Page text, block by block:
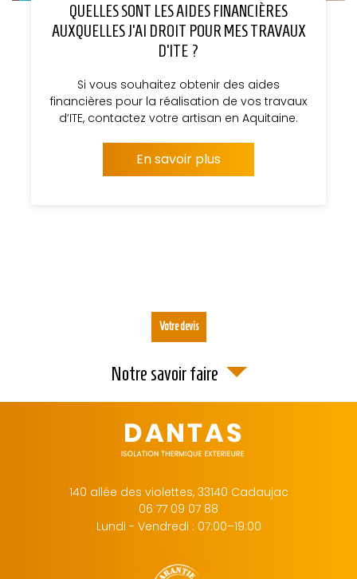
QUELLES SONT LES AIDES FINANCIÈRES
AUXQUELLES J’AI DROIT POUR MES TRAVAUX
D’ITE ?
Si vous souhaitez obtenir des aides
financières pour la réalisation de vos travaux
d’ITE, contactez votre artisan en Aquitaine.
En savoir plus
Votre devis
Notre savoir faire
140 allée des violettes, 33140 Cadaujac
06 77 09 07 88
Lundi - Vendredi : 07:00–19:00